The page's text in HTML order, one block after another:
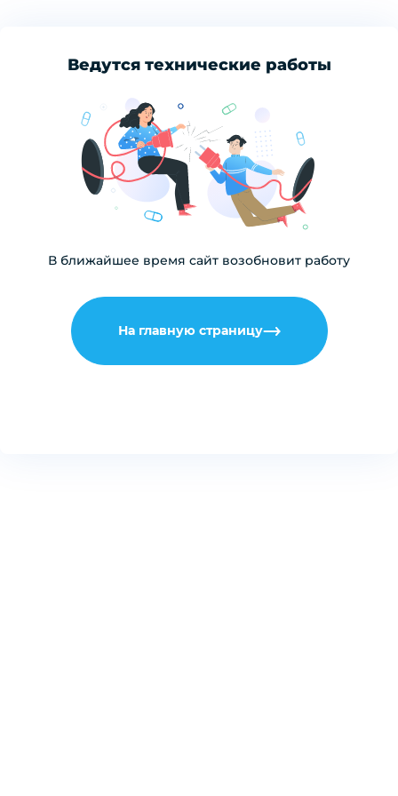
Ведутся технические работы
В ближайшее время сайт возобновит работу
На главную страницу